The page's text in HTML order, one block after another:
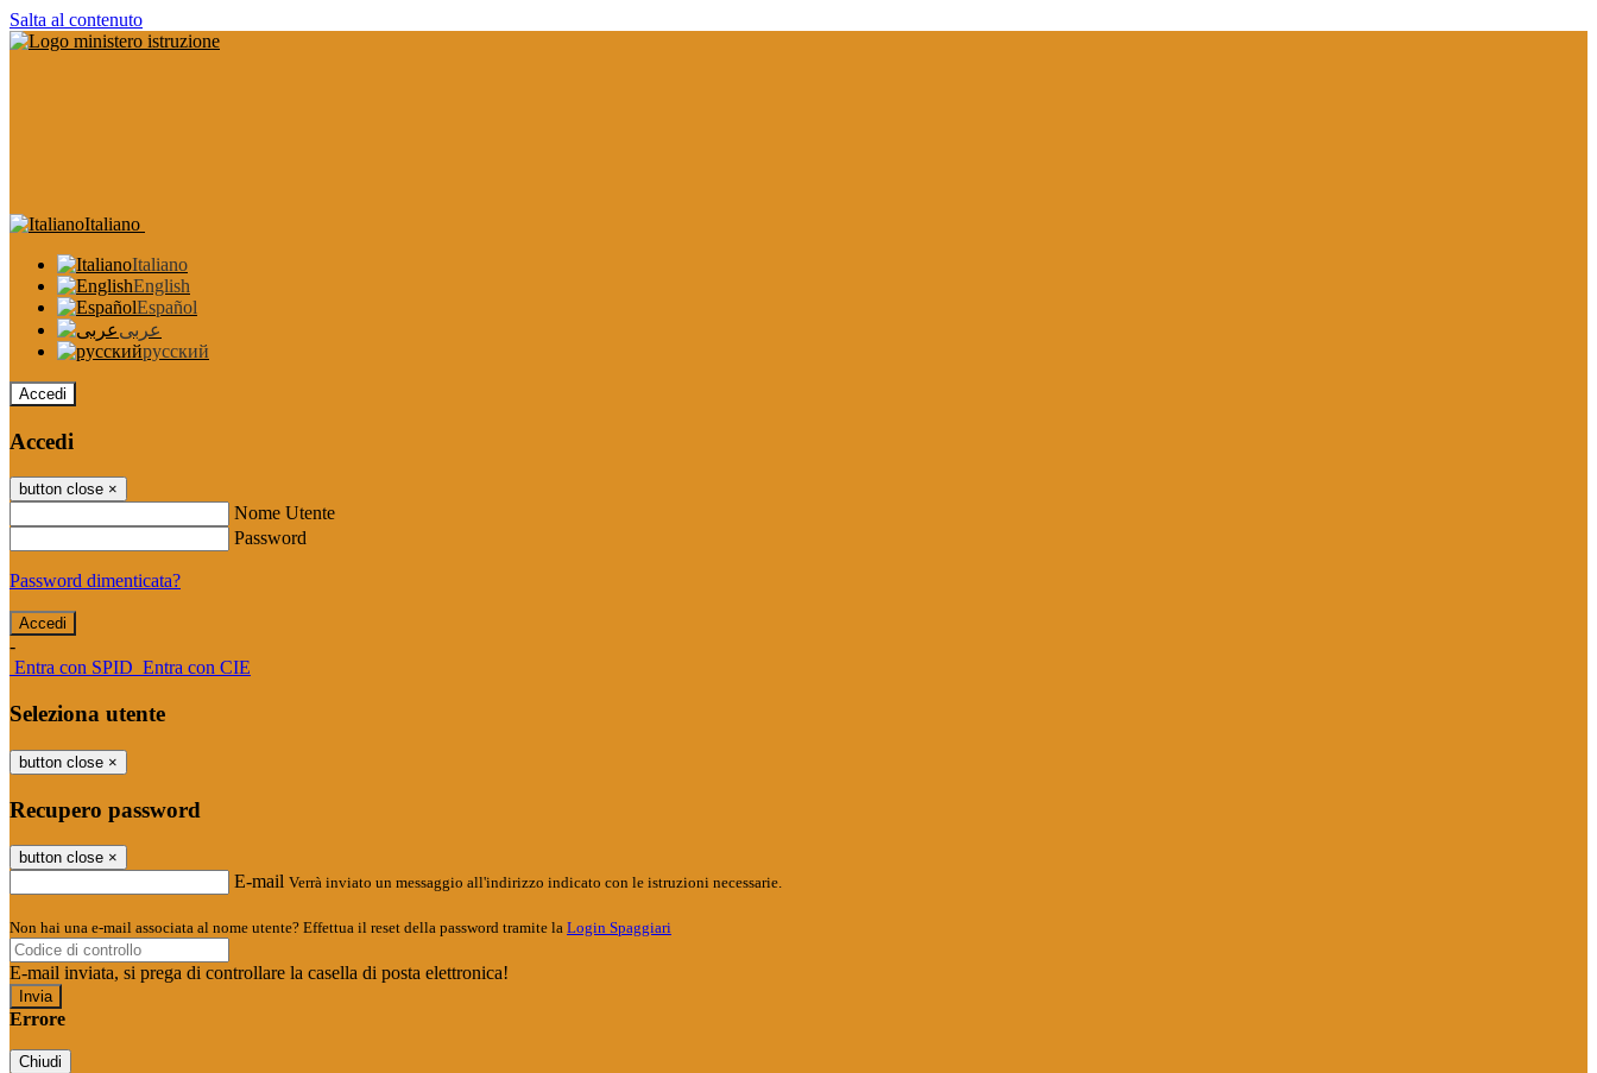
Salta al contenuto
Italiano
Italiano
English
Español
عربى
русский
Accedi
Accedi
button close ×
Nome Utente
Password
Password dimenticata?
-
Entra con SPID Entra con CIE
Seleziona utente
button close ×
Recupero password
button close ×
E-mail Verrà inviato un messaggio all'indirizzo indicato con le istruzioni necessarie.
Non hai una e-mail associata al nome utente? Effettua il reset della password tramite la Login Spaggiari
E-mail inviata, si prega di controllare la casella di posta elettronica!
Errore
Chiudi